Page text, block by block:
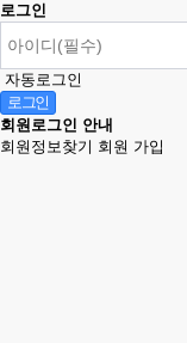
로그인
자동로그인
회원로그인 안내
회원정보찾기 회원 가입